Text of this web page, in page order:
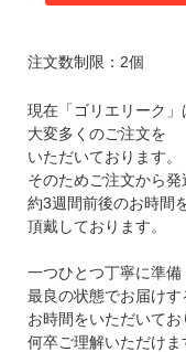
注文数制限：2個
現在「ゴリエリーク」
大変多くのご注文を
いただいております。
そのためご注文から発
約3週間前後のお時間
頂戴しております。
一つひとつ丁寧に準
最良の状態でお届けす
お時間をいただいてお
何卒ご理解いただけま